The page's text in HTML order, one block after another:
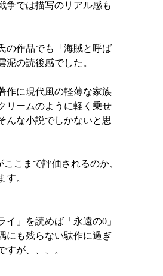
争では描写のリアル感も
の作品でも「海賊と呼ば
泥の読後感でした。
作に現代風の軽薄な家族
リームのように軽く乗せ
んな小説でしかないと思
ここまで評価されるのか、
す。
イ」を読めば「永遠の0」
にも残らない駄作に過ぎ
すが、、、。